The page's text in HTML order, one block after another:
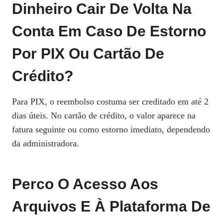
Dinheiro Cair De Volta Na
Conta Em Caso De Estorno
Por PIX Ou Cartão De
Crédito?
Para PIX, o reembolso costuma ser creditado em até 2
dias úteis. No cartão de crédito, o valor aparece na
fatura seguinte ou como estorno imediato, dependendo
da administradora.
Perco O Acesso Aos
Arquivos E À Plataforma De